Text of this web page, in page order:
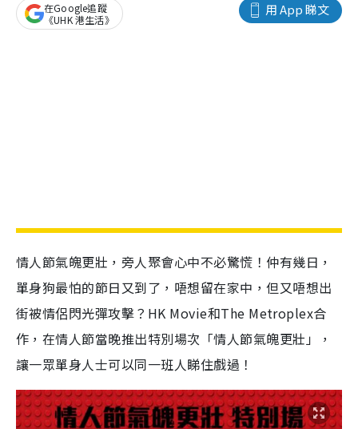
用 App 睇文
在Google追蹤
《UHK 港生活》
情人節氣魄更壯，旁人聚會心中不必驚慌！仲有幾日，
單身狗最怕的節日又到了，唔想留在家中，但又唔想出
街被情侶閃光彈攻擊？HK Movie和The Metroplex合
作，在情人節當晚推出特別場次「情人節氣魄更壯」，
讓一眾單身人士可以同一班人睇住戲過！